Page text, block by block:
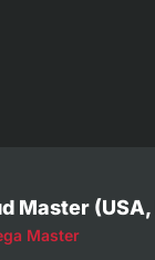
Master (USA,
Master